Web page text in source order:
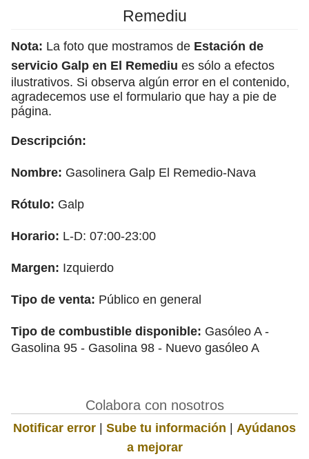
Remediu
Nota: La foto que mostramos de Estación de
servicio Galp en El Remediu es sólo a efectos
ilustrativos. Si observa algún error en el contenido,
agradecemos use el formulario que hay a pie de
página.
Descripción:
Nombre: Gasolinera Galp El Remedio-Nava
Rótulo: Galp
Horario: L-D: 07:00-23:00
Margen: Izquierdo
Tipo de venta: Público en general
Tipo de combustible disponible: Gasóleo A -
Gasolina 95 - Gasolina 98 - Nuevo gasóleo A
Colabora con nosotros
Notificar error | Sube tu información | Ayúdanos
a mejorar